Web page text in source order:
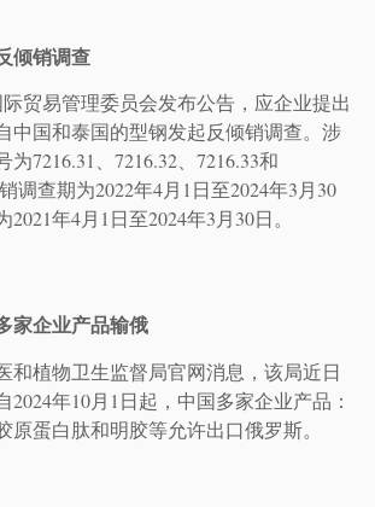
倾销调查
贸易管理委员会发布公告，应企业提出
中国和泰国的型钢发起反倾销调查。涉
7216.31、7216.32、7216.33和
调查期为2022年4月1日至2024年3月30
年4月1日至2024年3月30日。
家企业产品输俄
和植物卫生监督局官网消息，该局近日
2024年10月1日起，中国多家企业产品：
原蛋白肽和明胶等允许出口俄罗斯。